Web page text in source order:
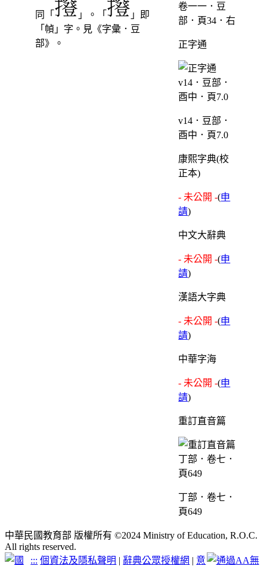
同「 」。「
」即
「幀」字。見《字彙．豆
部》。
卷一一．豆
部．頁34．右
正字通
v14．豆部．
酉中．頁7.0
康熙字典(校
正本)
- 未公開 -(申
請)
中文大辭典
- 未公開 -(申
請)
漢語大字典
- 未公開 -(申
請)
中華字海
- 未公開 -(申
請)
重訂直音篇
丁部．卷七．
頁649
中華民國教育部 版權所有 ©2024 Ministry of Education, R.O.C.
All rights reserved.
::: 個資法及隱私聲明 | 辭典公眾授權網 | 意